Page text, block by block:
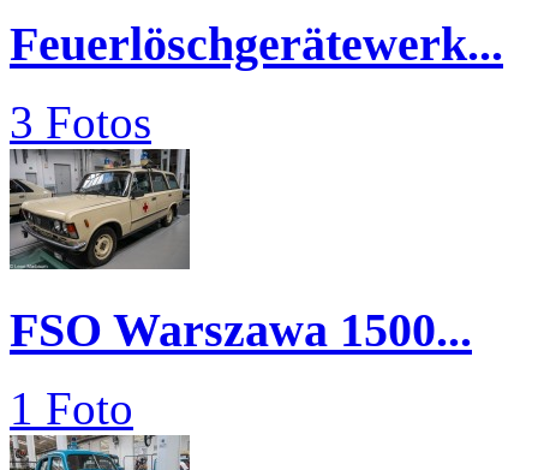
Feuerlöschgerätewerk...
3 Fotos
FSO Warszawa 1500...
1 Foto